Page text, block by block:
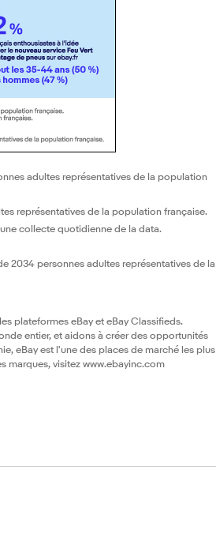
adultes représentatives de la population
représentatives de la population française.
collecte quotidienne de la data.
2034 personnes adultes représentatives de la
plateformes eBay et eBay Classifieds.
entier, et aidons à créer des opportunités
eBay est l'une des places de marché les plus
marques, visitez www.ebayinc.com